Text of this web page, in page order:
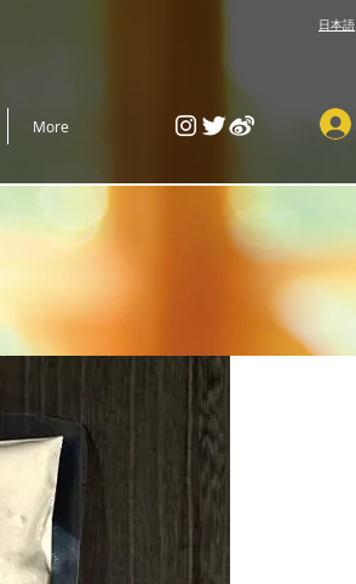
​日本語
More